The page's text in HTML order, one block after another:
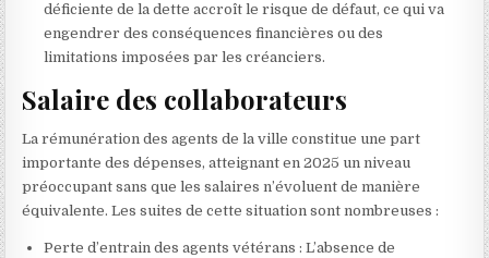
déficiente de la dette accroît le risque de défaut, ce qui va
engendrer des conséquences financières ou des
limitations imposées par les créanciers.
Salaire des collaborateurs
La rémunération des agents de la ville constitue une part
importante des dépenses, atteignant en 2025 un niveau
préoccupant sans que les salaires n’évoluent de manière
équivalente. Les suites de cette situation sont nombreuses :
Perte d’entrain des agents vétérans : L’absence de